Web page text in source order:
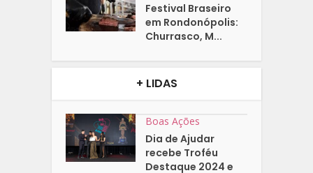
Festival Braseiro
em Rondonópolis:
Churrasco, M...
+ LIDAS
Boas Ações
Dia de Ajudar
recebe Troféu
Destaque 2024 e